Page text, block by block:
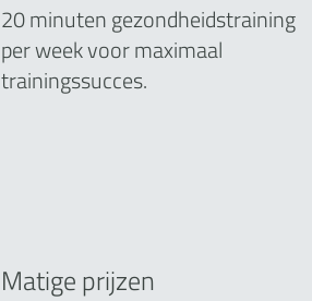
20 minuten gezondheidstraining
per week voor maximaal
trainingssucces.
Matige prijzen